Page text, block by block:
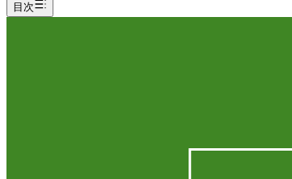
目次